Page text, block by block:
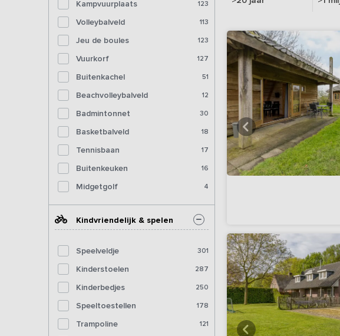
Kampvuurplaats 123
Volleybalveld 113
Jeu de boules 123
Vuurkorf 127
Buitenkachel 51
Beachvolleybalveld 12
Badmintonnet 30
Basketbalveld 18
Tennisbaan 17
Buitenkeuken 16
Midgetgolf 4
Kindvriendelijk & spelen
Speelveldje 301
Kinderstoelen 287
Kinderbedjes 250
Speeltoestellen 178
Trampoline 121